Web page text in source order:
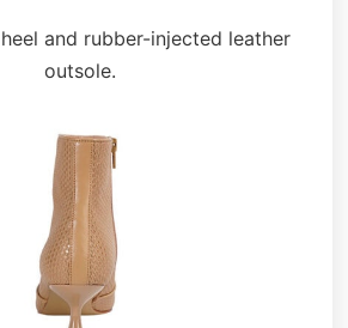
and rubber-injected leather
outsole.